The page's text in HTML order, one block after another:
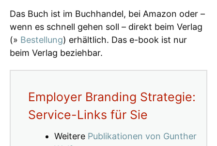
Das Buch ist im Buchhandel, bei Amazon oder –
wenn es schnell gehen soll – direkt beim Verlag
(» Bestellung) erhältlich. Das e-book ist nur
beim Verlag beziehbar.
Employer Branding Strategie:
Service-Links für Sie
Weitere Publikationen von Gunther